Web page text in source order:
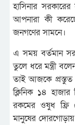
হাসিনার
আপনারা কী
জনগণের সামনে।
এ সময় বর্তমান
তুলে ধরে মন্ত্রী
তাই আজকে প্রস্তুত
ক্লিনিক ১৪ হাজার
রকমের ওষুধ ফ্রি
মানুষের